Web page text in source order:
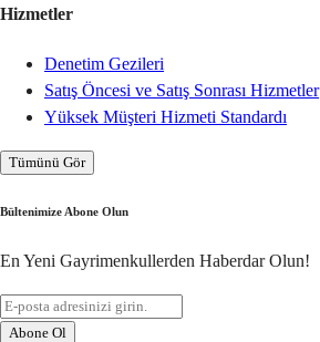
Hizmetler
Denetim Gezileri
Satış Öncesi ve Satış Sonrası Hizmetler
Yüksek Müşteri Hizmeti Standardı
Tümünü Gör
Bültenimize Abone Olun
En Yeni Gayrimenkullerden Haberdar Olun!
Abone Ol